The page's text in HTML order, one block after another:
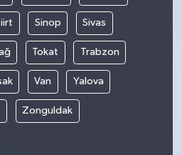
Sinop Sivas
Tokat Trabzon
Van Yalova
Zonguldak